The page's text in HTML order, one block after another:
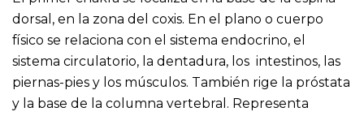
dorsal, en la zona del coxis. En el plano o cuerpo
físico se relaciona con el sistema endocrino, el
sistema circulatorio, la dentadura, los intestinos, las
piernas-pies y los músculos. También rige la próstata
y la base de la columna vertebral. Representa